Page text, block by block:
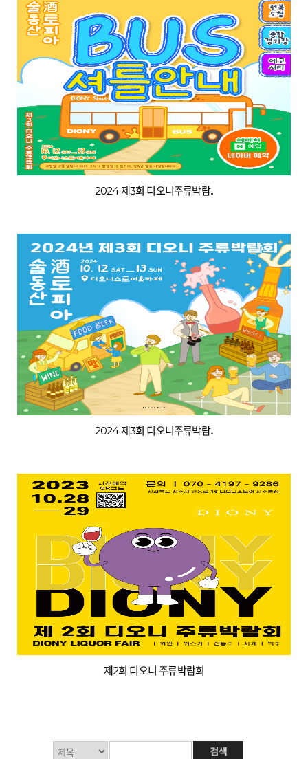
2024 제3회 디오니주류박람..
2024 제3회 디오니주류박람..
제2회 디오니 주류박람회